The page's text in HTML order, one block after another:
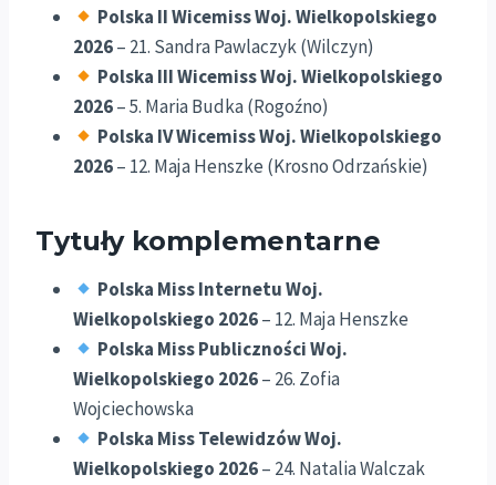
Polska II Wicemiss Woj. Wielkopolskiego
2026– 21. Sandra Pawlaczyk (Wilczyn)
Polska III Wicemiss Woj. Wielkopolskiego
2026– 5. Maria Budka (Rogoźno)
Polska IV Wicemiss Woj. Wielkopolskiego
2026– 12. Maja Henszke (Krosno Odrzańskie)
Tytuły komplementarne
Polska Miss Internetu Woj.
Wielkopolskiego 2026– 12. Maja Henszke
Polska Miss Publiczności Woj.
Wielkopolskiego 2026– 26. Zofia
Wojciechowska
Polska Miss Telewidzów Woj.
Wielkopolskiego 2026– 24. Natalia Walczak